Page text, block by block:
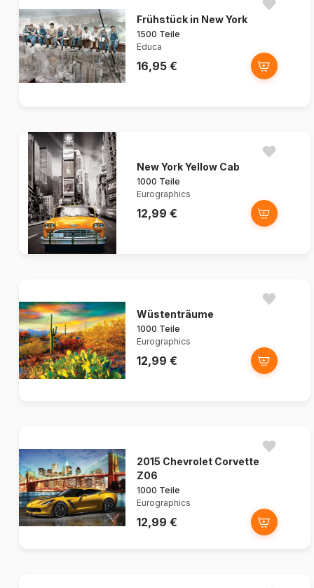
Frühstück in New York
1500 Teile
Educa
16,95 €
New York Yellow Cab
1000 Teile
Eurographics
12,99 €
Wüstenträume
1000 Teile
Eurographics
12,99 €
2015 Chevrolet Corvette
Z06
1000 Teile
Eurographics
12,99 €